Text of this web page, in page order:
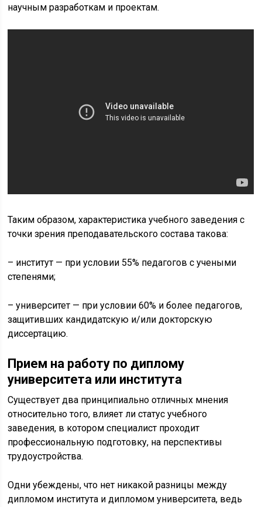
научным разработкам и проектам.
Таким образом, характеристика учебного заведения с
точки зрения преподавательского состава такова:
– институт — при условии 55% педагогов с учеными
степенями;
– университет — при условии 60% и более педагогов,
защитивших кандидатскую и/или докторскую
диссертацию.
Прием на работу по диплому
университета или института
Существует два принципиально отличных мнения
относительно того, влияет ли статус учебного
заведения, в котором специалист проходит
профессиональную подготовку, на перспективы
трудоустройства.
Одни убеждены, что нет никакой разницы между
дипломом института и дипломом университета, ведь